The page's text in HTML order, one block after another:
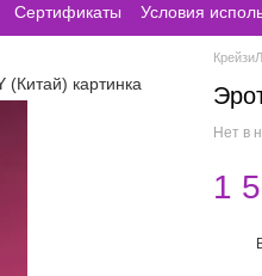
Сертификаты Условия
Нет в
1